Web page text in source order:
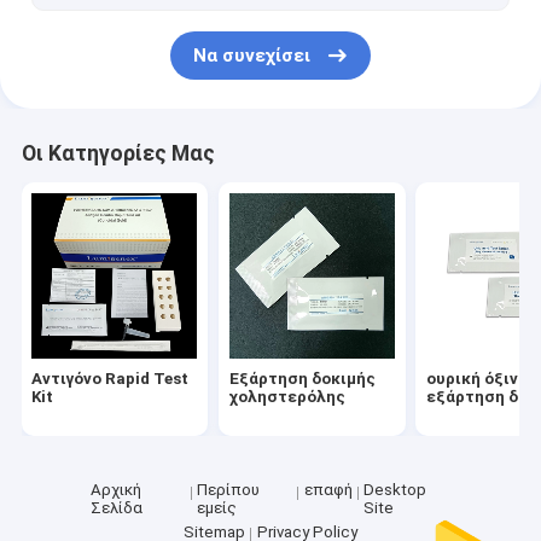
Να συνεχίσει
Οι Κατηγορίες Μας
Αντιγόνο Rapid Test
Kit
Εξάρτηση δοκιμής
χοληστερόλης
ουρική όξινη
εξάρτηση
Αρχική
Σελίδα
Περίπου
εμείς
επαφή
Desktop
Site
Sitemap
Privacy Policy